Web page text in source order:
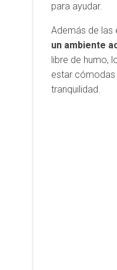
para ayudar.
Además de las
un ambiente
libre de humo,
estar cómodas
tranquilidad.